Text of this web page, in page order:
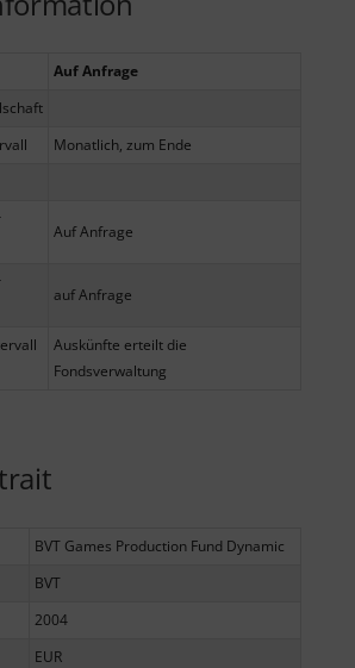
Auf Anfrage
Monatlich, zum Ende
Auf Anfrage
auf Anfrage
Auskünfte erteilt die
Fondsverwaltung
BVT Games Production Fund Dynamic
BVT
2004
EUR